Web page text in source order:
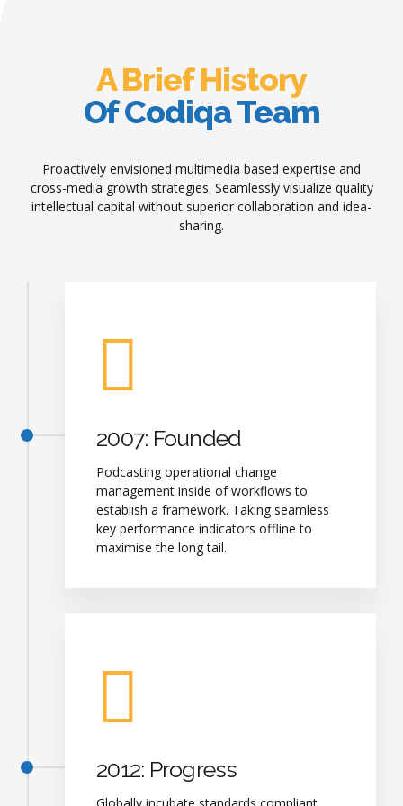
A Brief History
Of Codiqa Team
Proactively envisioned multimedia based expertise and
cross-media growth strategies. Seamlessly visualize quality
intellectual capital without superior collaboration and idea-
sharing.
2007: Founded
Podcasting operational change
management inside of workflows to
establish a framework. Taking seamless
key performance indicators offline to
maximise the long tail.
2012: Progress